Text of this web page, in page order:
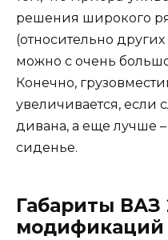
решения широкого
(относительно других
можно с очень
Конечно,
увеличивается, если
дивана, а еще лучше
сиденье.
Габариты ВАЗ